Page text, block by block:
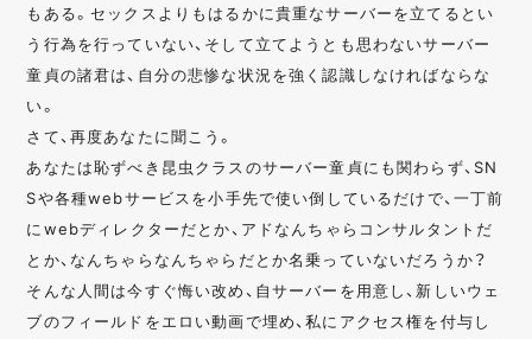
もある。セックスよりもはるかに貴重なサーバーを立てるとい
う行為を行っていない、そして立てようとも思わないサーバー
童貞の諸君は、自分の悲惨な状況を強く認識しなければならな
い。
さて、再度あなたに聞こう。
あなたは恥ずべき昆虫クラスのサーバー童貞にも関わらず、SN
Sや各種webサービスを小手先で使い倒しているだけで、一丁前
にwebディレクターだとか、アドなんちゃらコンサルタントだ
とか、なんちゃらなんちゃらだとか名乗っていないだろうか？
そんな人間は今すぐ悔い改め、自サーバーを用意し、新しいウェ
ブのフィールドをエロい動画で埋め、私にアクセス権を付与し